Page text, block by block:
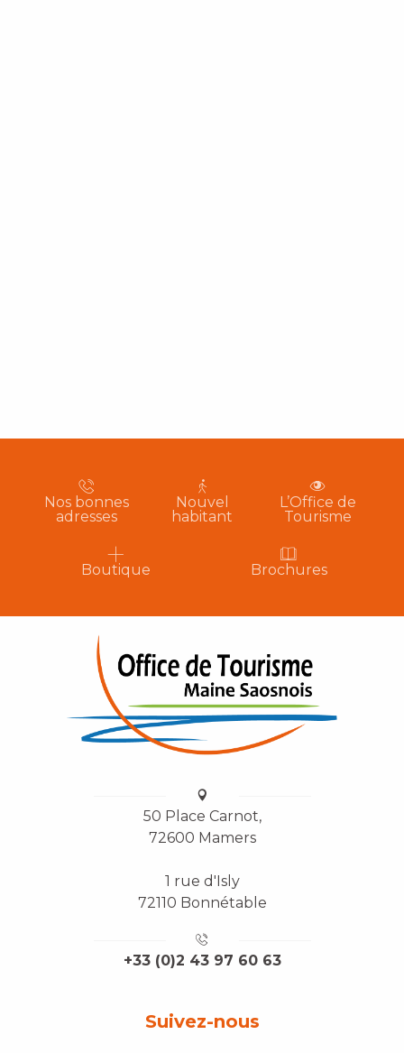
Nos bonnes
adresses
Nouvel
habitant
L’Office de
Tourisme
Boutique Brochures
50 Place Carnot,
72600 Mamers
1 rue d'Isly
72110 Bonnétable
+33 (0)2 43 97 60 63
Suivez-nous